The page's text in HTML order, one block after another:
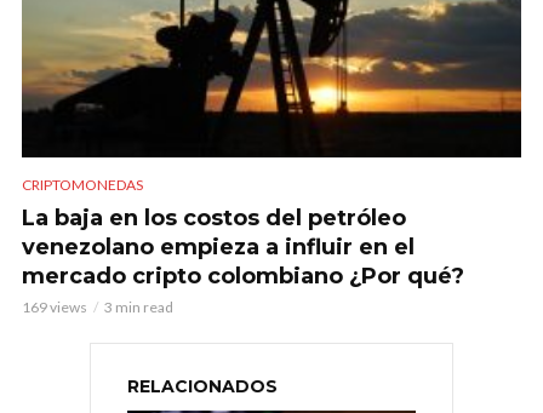
CRIPTOMONEDAS
La baja en los costos del petróleo
venezolano empieza a influir en el
mercado cripto colombiano ¿Por qué?
169 views 3 min read
RELACIONADOS